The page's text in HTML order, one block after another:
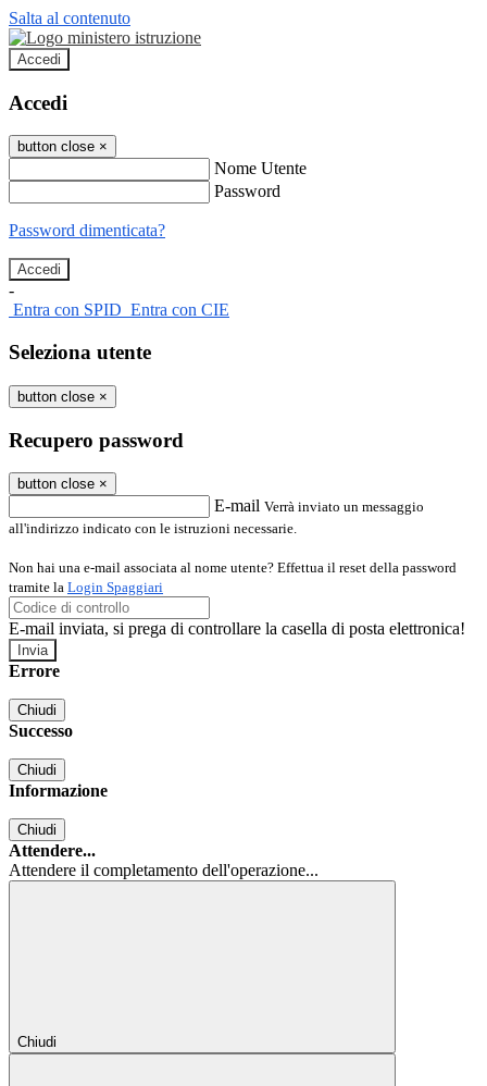
Salta al contenuto
Accedi
Accedi
button close ×
Nome Utente
Password
Password dimenticata?
-
Entra con SPID Entra con CIE
Seleziona utente
button close ×
Recupero password
button close ×
E-mail Verrà inviato un messaggio
all'indirizzo indicato con le istruzioni necessarie.
Non hai una e-mail associata al nome utente? Effettua il reset della password
tramite la Login Spaggiari
E-mail inviata, si prega di controllare la casella di posta elettronica!
Errore
Chiudi
Successo
Chiudi
Informazione
Chiudi
Attendere...
Attendere il completamento dell'operazione...
Chiudi